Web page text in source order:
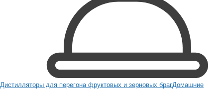
Дистилляторы для перегона фруктовых и зерновых брагДомашние